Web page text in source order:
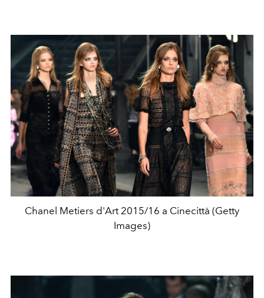
Chanel Metiers d'Art 2015/16 a Cinecittà (Getty
Images)